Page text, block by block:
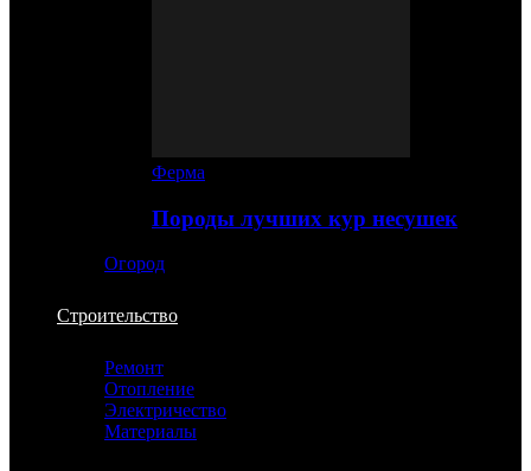
Ферма
Породы лучших кур несушек
Огород
Строительство
Ремонт
Отопление
Электричество
Материалы